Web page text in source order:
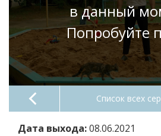
в данный
Попробуйте
Список всех
Дата выхода:08.06.2021